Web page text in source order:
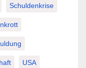
Schuldenkrise
USA